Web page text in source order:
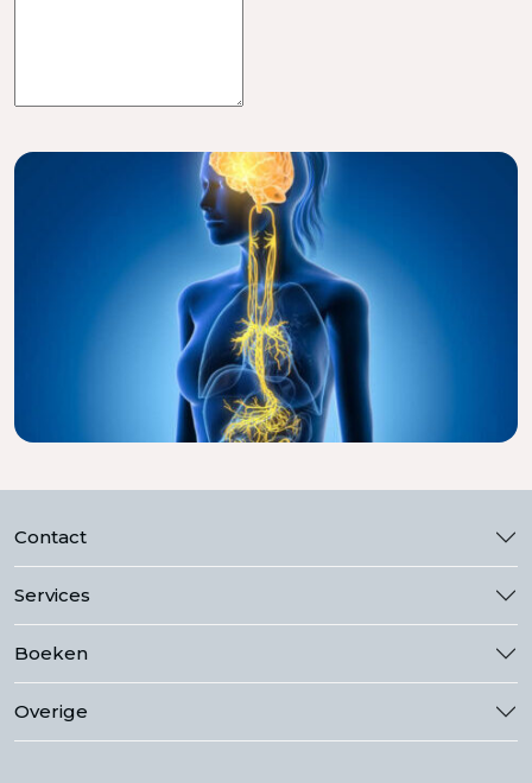
Contact
Services
Boeken
Overige